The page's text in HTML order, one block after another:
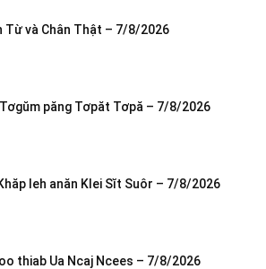
Từ và Chân Thật – 7/8/2026
păng Tơpăt Tơpă – 7/8/2026
leh anăn Klei Sĭt Suôr – 7/8/2026
thiab Ua Ncaj Ncees – 7/8/2026